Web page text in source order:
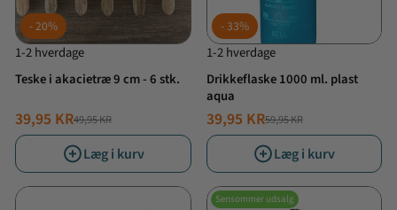
20%
1-2 hverdage
Teske i akacietræ 9 cm - 6 stk.
NORMALPRIS
49,95 KR
TILBUDSPRIS
39,95 KR
Læg i kurv
33%
1-2 hverdage
Drikkeflaske 1000 ml. plast
aqua
NORMALPRIS
59,95 KR
TILBUDSPRIS
39,95 KR
Læg i kurv
Sensommer udsalg